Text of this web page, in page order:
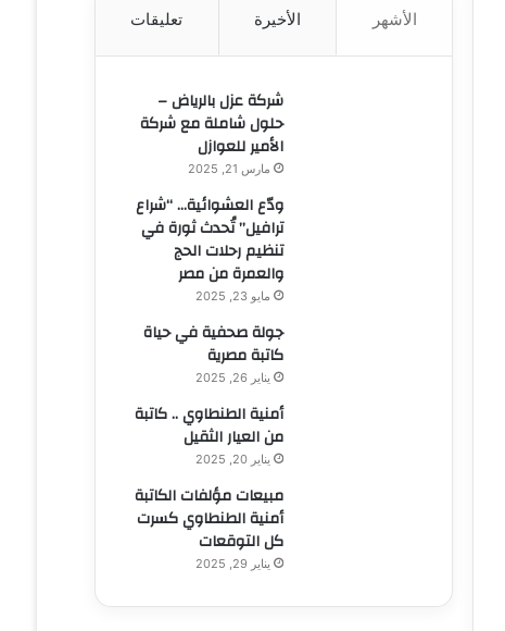
الأشهر الأخيرة تعليقات
شركة عزل بالرياض –
حلول شاملة مع شركة
الأمير للعوازل
مارس 21, 2025
ودّع العشوائية… “شراع
ترافيل” تُحدث ثورة في
تنظيم رحلات الحج
والعمرة من مصر
مايو 23, 2025
جولة صحفية في حياة
كاتبة مصرية
يناير 26, 2025
أمنية الطنطاوي .. كاتبة
من العيار الثقيل
يناير 20, 2025
مبيعات مؤلفات الكاتبة
أمنية الطنطاوي كسرت
كل التوقعات
يناير 29, 2025